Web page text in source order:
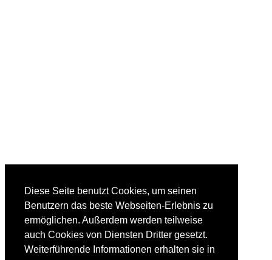
Diese Seite benutzt Cookies, um seinen
Benutzern das beste Webseiten-Erlebnis zu
ermöglichen. Außerdem werden teilweise
auch Cookies von Diensten Dritter gesetzt.
Weiterführende Informationen erhalten sie in